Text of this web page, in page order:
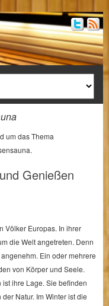
um das Thema
Genießen
Völker Europas. In ihrer
die Welt angetreten. Denn
Ein oder mehrere
von Körper und Seele.
ihre Lage. Sie befinden
Natur. Im Winter ist die